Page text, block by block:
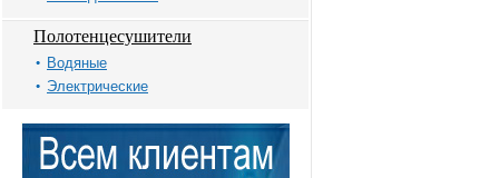
Полотенцесушители
Водяные
Электрические